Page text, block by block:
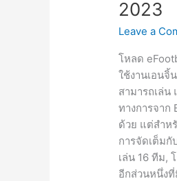
2023
Leave a
โหลด
ใช้งานเอนจิ้
สามารถเล่น
ทางการจาก
ด้วย แต่สำห
การจัดเต็ม
เล่น 16 ทีม,
อีกส่วนหนึ่ง